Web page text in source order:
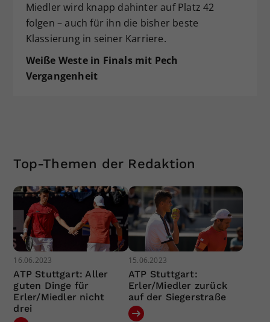
Miedler wird knapp dahinter auf Platz 42
folgen – auch für ihn die bisher beste
Klassierung in seiner Karriere.
Weiße Weste in Finals mit Pech
Vergangenheit
Top-Themen der Redaktion
16.06.2023
ATP Stuttgart: Aller
guten Dinge für
Erler/Miedler nicht
drei
15.06.2023
ATP Stuttgart:
Erler/Miedler zurück
auf der Siegerstraße